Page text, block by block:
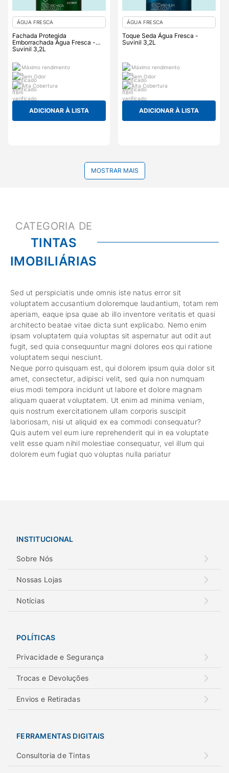
ÁGUA FRESCA
Fachada Protegida
Emborrachada Água Fresca -
Suvinil 3,2L
Máximo rendimento
Sem Odor
Alta Cobertura
ADICIONAR À LISTA
ÁGUA FRESCA
Toque Seda Água Fresca -
Suvinil 3,2L
Máximo rendimento
Sem Odor
Alta Cobertura
ADICIONAR À LISTA
MOSTRAR MAIS
TINTAS
IMOBILIÁRIAS
Sed ut perspiciatis unde omnis iste natus error sit
voluptatem accusantium doloremque laudantium, totam rem
aperiam, eaque ipsa quae ab illo inventore veritatis et quasi
architecto beatae vitae dicta sunt explicabo. Nemo enim
ipsam voluptatem quia voluptas sit aspernatur aut odit aut
fugit, sed quia consequuntur magni dolores eos qui ratione
voluptatem sequi nesciunt.
Neque porro quisquam est, qui dolorem ipsum quia dolor sit
amet, consectetur, adipisci velit, sed quia non numquam
eius modi tempora incidunt ut labore et dolore magnam
aliquam quaerat voluptatem. Ut enim ad minima veniam,
quis nostrum exercitationem ullam corporis suscipit
laboriosam, nisi ut aliquid ex ea commodi consequatur?
Quis autem vel eum iure reprehenderit qui in ea voluptate
velit esse quam nihil molestiae consequatur, vel illum qui
dolorem eum fugiat quo voluptas nulla pariatur
INSTITUCIONAL
Sobre Nós
Nossas Lojas
Notícias
POLÍTICAS
Privacidade e Segurança
Trocas e Devoluções
Envios e Retiradas
FERRAMENTAS DIGITAIS
Consultoria de Tintas